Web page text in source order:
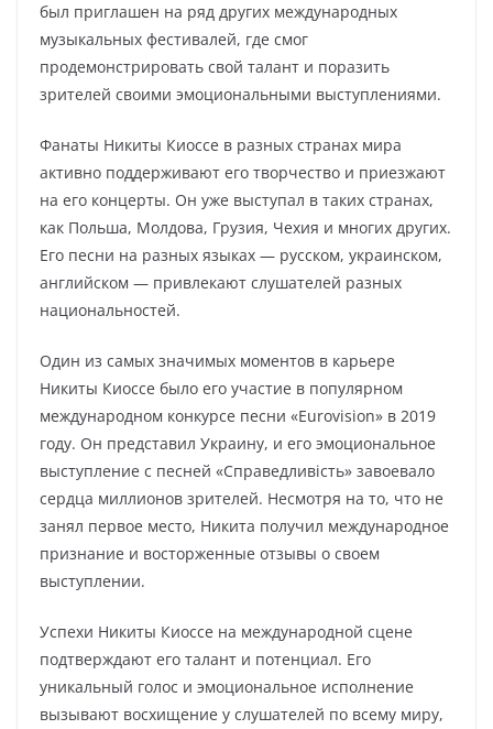
был приглашен на ряд других международных
музыкальных фестивалей, где смог
продемонстрировать свой талант и поразить
зрителей своими эмоциональными выступлениями.
Фанаты Никиты Киоссе в разных странах мира
активно поддерживают его творчество и приезжают
на его концерты. Он уже выступал в таких странах,
как Польша, Молдова, Грузия, Чехия и многих других.
Его песни на разных языках — русском, украинском,
английском — привлекают слушателей разных
национальностей.
Один из самых значимых моментов в карьере
Никиты Киоссе было его участие в популярном
международном конкурсе песни «Eurovision» в 2019
году. Он представил Украину, и его эмоциональное
выступление с песней «Справедливість» завоевало
сердца миллионов зрителей. Несмотря на то, что не
занял первое место, Никита получил международное
признание и восторженные отзывы о своем
выступлении.
Успехи Никиты Киоссе на международной сцене
подтверждают его талант и потенциал. Его
уникальный голос и эмоциональное исполнение
вызывают восхищение у слушателей по всему миру,